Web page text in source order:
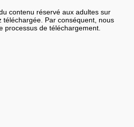
contenu réservé aux adultes sur
téléchargée. Par conséquent, nous
processus de téléchargement.